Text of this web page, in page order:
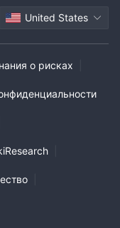
United States
о рисках